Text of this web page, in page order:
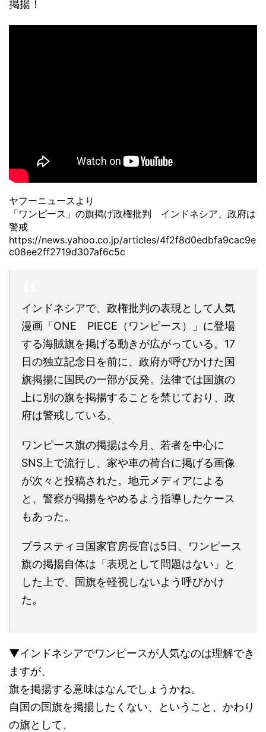
掲揚！
ヤフーニュースより
「ワンピース」の旗掲げ政権批判 インドネシア、政府は
警戒
https://news.yahoo.co.jp/articles/4f2f8d0edbfa9cac9e
c08ee2ff2719d307af6c5c
インドネシアで、政権批判の表現として人気
漫画「ONE PIECE（ワンピース）」に登場
する海賊旗を掲げる動きが広がっている。17
日の独立記念日を前に、政府が呼びかけた国
旗掲揚に国民の一部が反発。法律では国旗の
上に別の旗を掲揚することを禁じており、政
府は警戒している。
ワンピース旗の掲揚は今月、若者を中心に
SNS上で流行し、家や車の荷台に掲げる画像
が次々と投稿された。地元メディアによる
と、警察が掲揚をやめるよう指導したケース
もあった。
プラスティヨ国家官房長官は5日、ワンピース
旗の掲揚自体は「表現として問題はない」と
した上で、国旗を軽視しないよう呼びかけ
た。
▼インドネシアでワンピースが人気なのは理解でき
ますが、
旗を掲揚する意味はなんでしょうかね。
自国の国旗を掲揚したくない、ということ、かわり
の旗として、